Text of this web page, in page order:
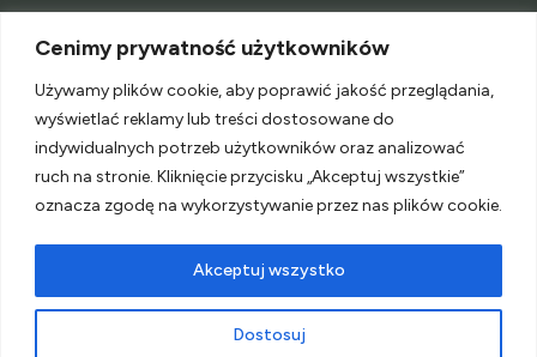
Cenimy prywatność użytkowników
Używamy plików cookie, aby poprawić jakość przeglądania,
wyświetlać reklamy lub treści dostosowane do
indywidualnych potrzeb użytkowników oraz analizować
ruch na stronie. Kliknięcie przycisku „Akceptuj wszystkie”
oznacza zgodę na wykorzystywanie przez nas plików cookie.
Dostosuj
Akceptuj wszystko
Współpraca
Polityka Prywatności